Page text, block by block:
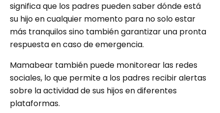
significa que los padres pueden saber dónde está
su hijo en cualquier momento para no solo estar
más tranquilos sino también garantizar una pronta
respuesta en caso de emergencia.
Mamabear también puede monitorear las redes
sociales, lo que permite a los padres recibir alertas
sobre la actividad de sus hijos en diferentes
plataformas.